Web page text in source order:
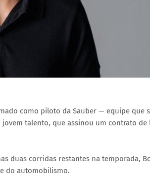
como piloto da Sauber — equipe que
talento, que assinou um contrato
duas corridas restantes na temporada,
do automobilismo.